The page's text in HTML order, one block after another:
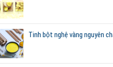
Tinh bột nghệ vàng nguyên